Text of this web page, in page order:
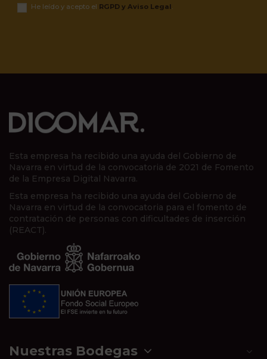
He leído y acepto el RGPD y Aviso Legal.
Esta empresa ha recibido una ayuda del Gobierno de
Navarra en virtud de la convocatoria de 2021 de Fomento
de la Empresa Digital Navarra.
Esta empresa ha recibido una ayuda del Gobierno de
Navarra en virtud de la convocatoria para el fomento de
contratación de personas con dificultades de inserción
(REACT).
Nuestras Bodegas